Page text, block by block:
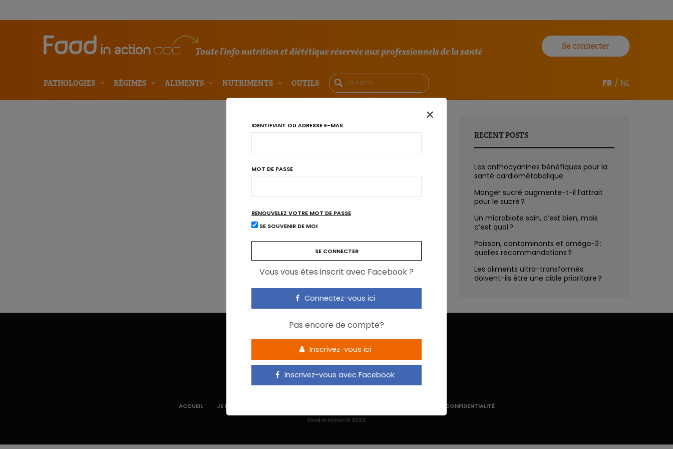
Toute l'info nutrition et diététique réservée aux professionnels de la santé
Se connecter
PATHOLOGIES RÉGIMES ALIMENTS NUTRIMENTS OUTILS FR / NL
RECENT POSTS
Les anthocyanines bénéfiques pour la
santé cardiométabolique
Manger sucré augmente-t-il l’attrait
pour le sucré ?
Un microbiote sain, c’est bien, mais
c’est quoi ?
Poisson, contaminants et oméga-3 :
quelles recommandations ?
Les aliments ultra-transformés
doivent-ils être une cible prioritaire ?
×
IDENTIFIANT OU ADRESSE E-MAIL
MOT DE PASSE
RENOUVELEZ VOTRE MOT DE PASSE
SE SOUVENIR DE MOI
Vous vous êtes inscrit avec Facebook ?
Connectez-vous ici
Pas encore de compte?
Inscrivez-vous ici
Inscrivez-vous avec Facebook
ACCUEIL JE M’INSCRIS POLITIQUE DE CONFIDENTIALITÉ
Food In Action © 2022